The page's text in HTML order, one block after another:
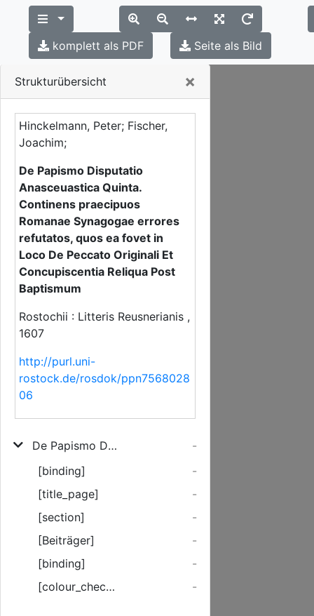
Strukturübersicht ×
Hinckelmann, Peter; Fischer,
Joachim;
De Papismo Disputatio
Anasceuastica Quinta.
Continens praecipuos
Romanae Synagogae errores
refutatos, quos ea fovet in
Loco De Peccato Originali Et
Concupiscentia Reliqua Post
Baptismum
Rostochii : Litteris Reusnerianis ,
1607
http://purl.uni-
rostock.de/rosdok/ppn7568028
06
De Papismo Disputatio Anasceuastica Quinta. Continens praecipuos Romanae Synagogae errores refutatos, quos ea fovet in Loco De Peccato Originali Et Concupiscentia Reliqua Post Baptismum
-
[binding]
-
[title_page]
-
[section]
-
[Beiträger]
-
[binding]
-
[colour_checker]
-
komplett als PDF Seite als Bild